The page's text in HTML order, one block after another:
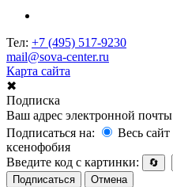
Тел: +7 (495) 517-9230
mail@sova-center.ru
Карта сайта
✖
Подписка
Ваш адрес электронной почты
Подписаться на:
Весь сайт
ксенофобия
Введите код с картинки:
🔄
Подписаться
Отмена